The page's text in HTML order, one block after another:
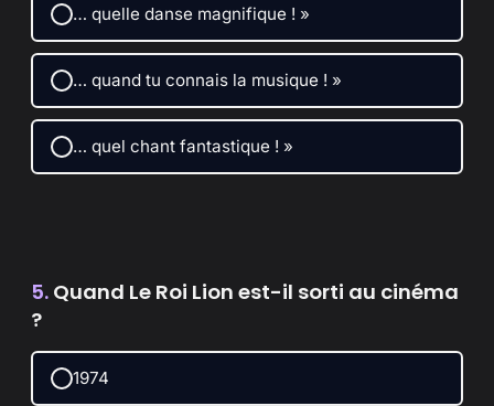
… quelle danse magnifique ! »
… quand tu connais la musique ! »
… quel chant fantastique ! »
5. Quand Le Roi Lion est-il sorti au cinéma
?
1974